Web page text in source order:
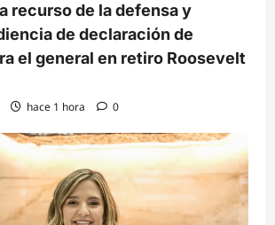
recurso de la defensa y
de declaración de
el general en retiro Roosevelt
hace 1 hora 0